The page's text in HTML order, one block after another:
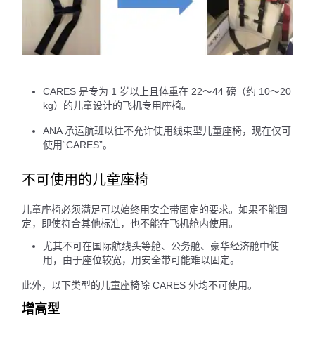
CARES 是专为 1 岁以上且体重在 22～44 磅（约 10～20
kg）的儿童设计的飞机专用座椅。
ANA 承运航班以往不允许使用线束型儿童座椅，现在仅可
使用“CARES”。
不可使用的儿童座椅
儿童座椅必须满足可以始终用安全带固定的要求。如果不能固
定，即使符合其他标准，也不能在飞机舱内使用。
尤其不可在国际航线头等舱、公务舱、豪华经济舱中使
用，由于座位较宽，用安全带可能难以固定。
此外，以下类型的儿童座椅除 CARES 外均不可使用。
增高型